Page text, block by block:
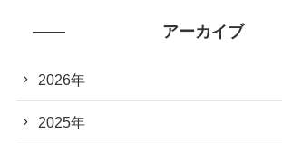
アーカイブ
2026年
2025年